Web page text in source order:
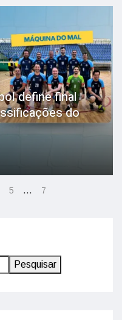
define final
do
5 … 7
Pesquisar